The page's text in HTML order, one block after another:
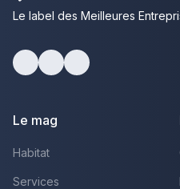
Le label des Meilleures
Le mag
Habitat
Services